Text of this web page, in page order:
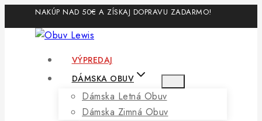
to
content
NAKÚP NAD 50€ A ZÍSKAJ DOPRAVU ZADARMO!
VÝPREDAJ
DÁMSKA OBUV
Dámska Letná Obuv
Dámska Zimná Obuv